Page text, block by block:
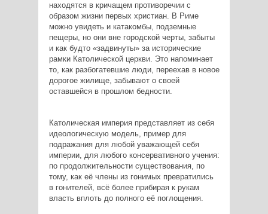
находятся в кричащем противоречии с
образом жизни первых христиан. В Риме
можно увидеть и катакомбы, подземные
пещеры, но они вне городской черты, забыты
и как будто «задвинуты» за исторические
рамки Католической церкви. Это напоминает
то, как разбогатевшие люди, переехав в новое
дорогое жилище, забывают о своей
оставшейся в прошлом бедности.
Католическая империя представляет из себя
идеологическую модель, пример для
подражания для любой уважающей себя
империи, для любого консервативного учения:
по продолжительности существования, по
тому, как её члены из гонимых превратились
в гонителей, всё более прибирая к рукам
власть вплоть до полного её поглощения.